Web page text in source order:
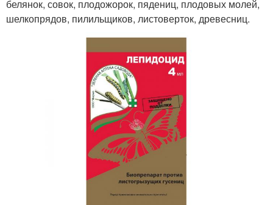
белянок, совок, плодожорок, пядениц, плодовых молей,
шелкопрядов, пилильщиков, листоверток, древесниц.